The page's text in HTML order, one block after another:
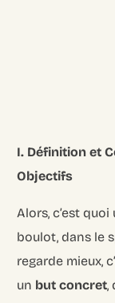
I. Définition et
Objectifs
Alors, c’est
boulot, dans le
regarde mieux,
un but concret,